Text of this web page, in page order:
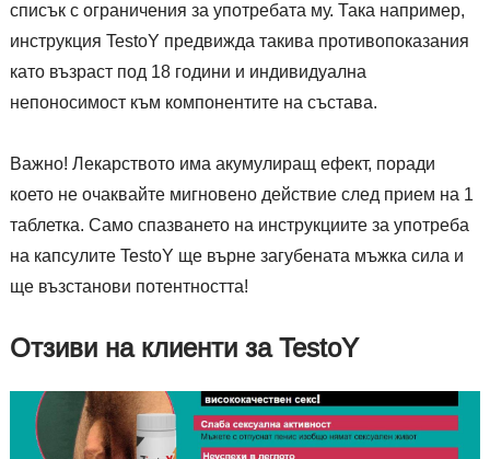
списък с ограничения за употребата му. Така например,
инструкция TestoY предвижда такива противопоказания
като възраст под 18 години и индивидуална
непоносимост към компонентите на състава.
Важно! Лекарството има акумулиращ ефект, поради
което не очаквайте мигновено действие след прием на 1
таблетка. Само спазването на инструкциите за употреба
на капсулите TestoY ще върне загубената мъжка сила и
ще възстанови потентността!
Отзиви на клиенти за TestoY